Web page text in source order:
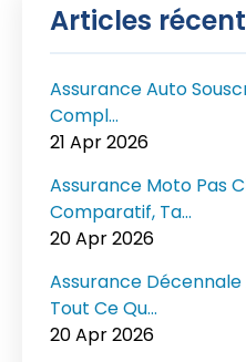
Articles
Assurance Auto
Compl...
21 Apr 2026
Assurance Moto Pas
Comparatif, Ta...
20 Apr 2026
Assurance
Tout Ce Qu...
20 Apr 2026